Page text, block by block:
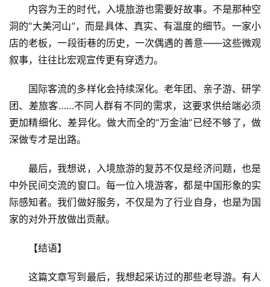
内容为王的时代，入境旅游也需要好故事。不是那种空
洞的“大美河山”，而是具体、真实、有温度的细节。一家小
店的老板，一段街巷的历史，一次偶遇的善意——这些微观
叙事，往往比宏观宣传更有穿透力。
国际客流的多样化会持续深化。老年团、亲子游、研学
团、差旅客……不同人群有不同的需求，这要求供给端必须
更加精细化、差异化。做大而全的“万金油”已经不够了，做
深做专才是出路。
最后，我想说，入境旅游的复苏不仅是经济问题，也是
中外民间交流的窗口。每一位入境游客，都是中国形象的实
际感知者。我们做好服务，不仅是为了行业自身，也是为国
家的对外开放做出贡献。
【结语】
这篇文章写到最后，我想起采访过的那些老导游。有人